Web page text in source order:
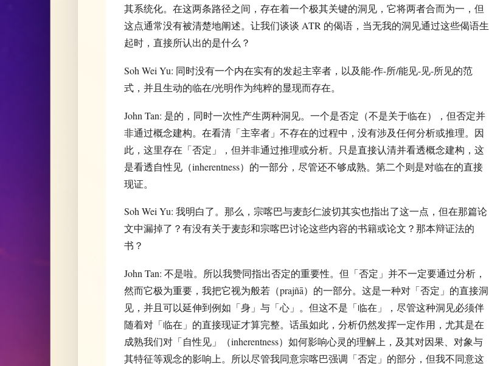
其系统化。在这两条路径之间，存在着一个极其关键的洞见，它将两者合而为一，但
这点通常没有被清楚地阐述。让我们谈谈 ATR 的偈语，当无我的洞见通过这些偈语生
起时，直接所认出的是什么？
Soh Wei Yu: 同时没有一个内在实有的发起主宰者，以及能-作-所/能见-见-所见的范
式，并且生动的临在/光明作为纯粹的显现而存在。
John Tan: 是的，同时一次性产生两种洞见。一个是否定（不是关于临在），但否定并
非通过概念建构。在看清「主宰者」不存在的过程中，没有涉及任何分析或推理。因
此，这里存在「否定」，但并非通过推理或分析。只是直接认清并看透概念建构，这
是看透自性见（inherentness）的一部分，尽管还不够成熟。第二个则是对临在的直接
现证。
Soh Wei Yu: 我明白了。那么，宗喀巴与麦彭仁波切其实也指出了这一点，但在那篇论
文中漏掉了？有没有关于麦彭和宗喀巴讨论这些内容的书籍或论文？那本辩证法的
书？
John Tan: 不是啦。所以我赞同指出否定的重要性。但「否定」并不一定要通过分析，
然而它极为重要，我把它视为般若（prajñā）的一部分。这是一种对「否定」的直接洞
见，并且可以延伸到例如「身」与「心」。但这不是「临在」，尽管这种洞见必须伴
随着对「临在」的直接现证才算完整。话虽如此，分析仍然发挥一定作用，尤其是在
成熟我们对「自性见」（inherentness）如何影响心灵的理解上，及其对因果、对象与
其特征等观念的影响上。所以尽管我同意宗喀巴强调「否定」的部分，但我不同意这